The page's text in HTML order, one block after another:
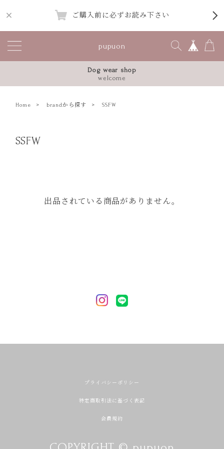
ご購入前に必ずお読み下さい
pupuon
Dog wear shop
welcome
Home brandから探す SSFW
SSFW
出品されている商品がありません。
プライバシーポリシー
特定商取引法に基づく表記
会員規約